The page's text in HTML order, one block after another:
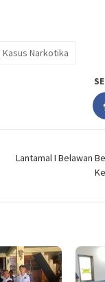
Narkotika
Lantamal I Belawan